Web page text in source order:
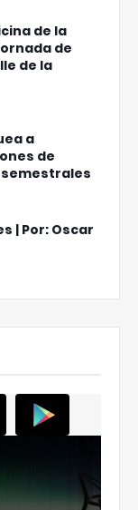
de la
de
de la
a
de
| Por: Oscar